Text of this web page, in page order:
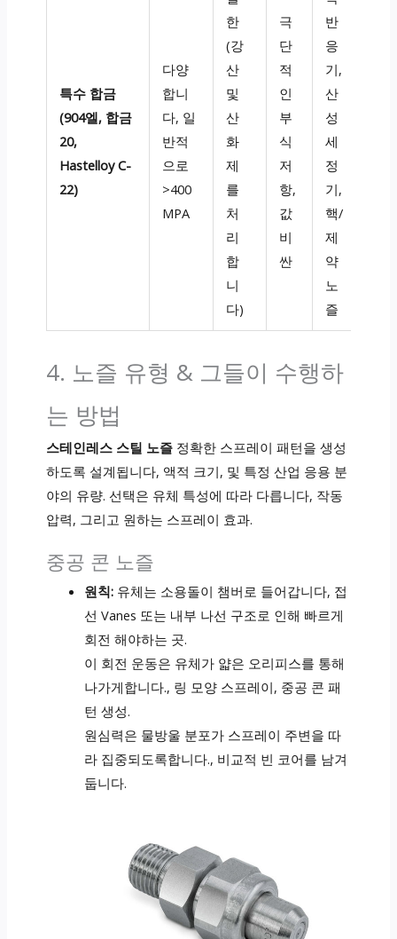
특수 합금
(904엘, 합금
20,
Hastelloy C-
22)
다양
합니
다, 일
반적
으로
>400
MPA
한
(강
산
및
산
화
제
를
처
리
합
니
다)
극
단
적
인
부
식
저
항,
값
비
싼
반
응
기,
산
성
세
정
기,
핵/
제
약
노
즐
4. 노즐 유형 & 그들이 수행하
는 방법
스테인레스 스틸 노즐정확한 스프레이 패턴을 생성
하도록 설계됩니다, 액적 크기, 및 특정 산업 응용 분
야의 유량. 선택은 유체 특성에 따라 다릅니다, 작동
압력, 그리고 원하는 스프레이 효과.
중공 콘 노즐
원칙: 유체는 소용돌이 챔버로 들어갑니다, 접
선 Vanes 또는 내부 나선 구조로 인해 빠르게
회전 해야하는 곳.
이 회전 운동은 유체가 얇은 오리피스를 통해
나가게합니다., 링 모양 스프레이, 중공 콘 패
턴 생성.
원심력은 물방울 분포가 스프레이 주변을 따
라 집중되도록합니다., 비교적 빈 코어를 남겨
둡니다.